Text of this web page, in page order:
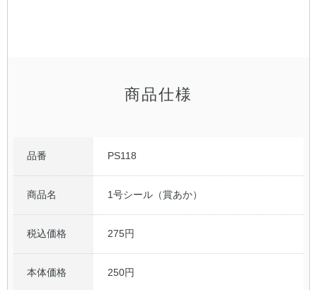
商品仕様
品番 PS118
商品名 1号シール（賞あか）
税込価格 275円
本体価格 250円